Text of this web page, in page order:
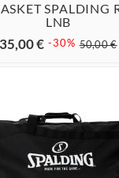
SPALDING
LNB
35,00 € -30% 50,00 €